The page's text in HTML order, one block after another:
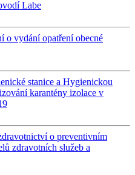
Labe
o vydání opatření obecné
stanice a Hygienickou
karantény izolace v
o preventivním
zdravotních služeb a